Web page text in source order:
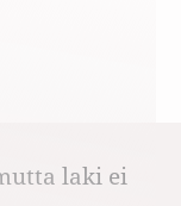
laki ei